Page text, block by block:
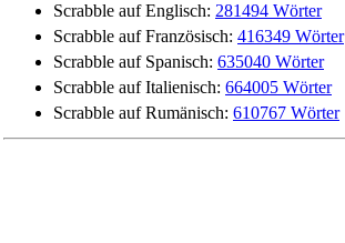
Scrabble auf Englisch: 281494 Wörter
Scrabble auf Französisch: 416349 Wörter
Scrabble auf Spanisch: 635040 Wörter
Scrabble auf Italienisch: 664005 Wörter
Scrabble auf Rumänisch: 610767 Wörter